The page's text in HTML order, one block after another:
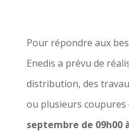
Pour répondre aux
Enedis a prévu de
distribution, des
ou plusieurs coupures
septembre de 09h00